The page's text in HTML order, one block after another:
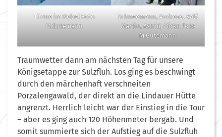
Türme im Nebel Foto
M.Gutemann
Schneemann, Andreas, Ralf,
Martin, Astrid, Mirko Foto
M.Gutemann
Traumwetter dann am nächsten Tag für unsere
Königsetappe zur Sulzfluh. Los ging es beschwingt
durch den märchenhaft verschneiten
Porzalengawald, der direkt an die Lindauer Hütte
angrenzt. Herrlich leicht war der Einstieg in die Tour
– aber es ging auch 120 Höhenmeter bergab. Und
somit summierte sich der Aufstieg auf die Sulzfluh